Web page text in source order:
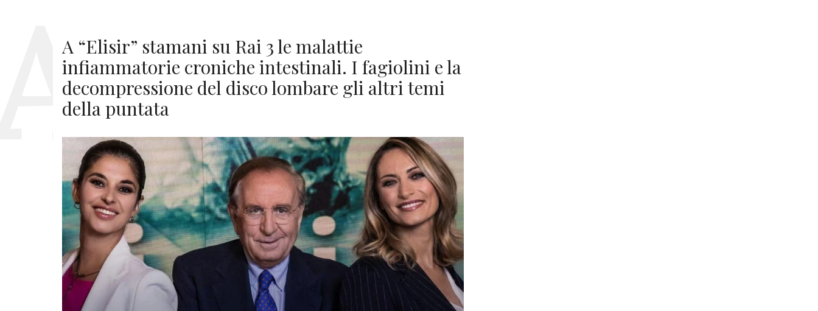
A “Elisir” stamani su Rai 3 le malattie
infiammatorie croniche intestinali. I fagiolini e la
decompressione del disco lombare gli altri temi
della puntata